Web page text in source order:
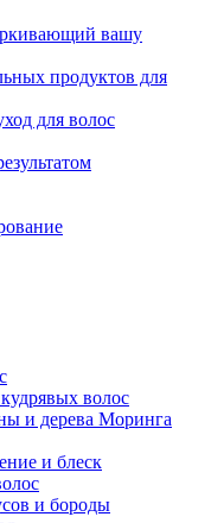
вашу
продуктов для
для волос
волос
и дерева Моринга
и блеск
и бороды